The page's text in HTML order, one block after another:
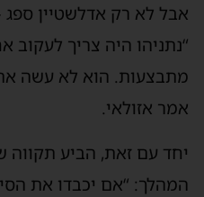
לא רק אדלשטיין ספג
היה צריך לעקוב
הוא לא עשה את
אזולאי.
עם זאת, הביע תקווה
“אם יכבדו את